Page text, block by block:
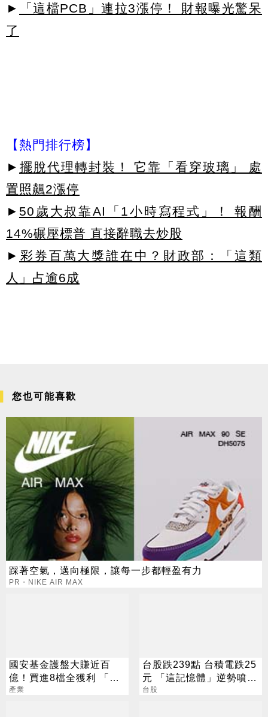
►
「這檔PCB」連拉3漲停！ 財報曝光驚呆
了
【熱門排行榜】
► 擺脫代理轉封裝！ 它靠「看穿玻璃」 處
置照飆2漲停
► 50歲大叔靠AI「1小時寫程式」！ 報酬
14%碾壓標普 直接辭職去炒股
► 彩券百萬大獎誰在中？財政部：「這類
人」占逾6成
您也可能喜歡
踩著空氣，邁向極限，讓每一步都輕盈有力
PR・NIKE AIR MAX
國安基金護盤大賺近百
億！買進8檔全獲利 「這
檔」貢獻逾7成7
產業
台股跌239點 台積電跌25
元 「這記憶體」逆勢噴
5%
台股